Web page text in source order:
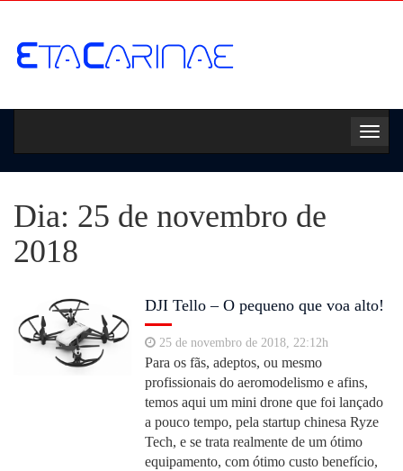
Dia: 25 de novembro de
2018
DJI Tello – O pequeno que voa alto!
25 de novembro de 2018, 22:12h
Para os fãs, adeptos, ou mesmo
profissionais do aeromodelismo e afins,
temos aqui um mini drone que foi lançado
a pouco tempo, pela startup chinesa Ryze
Tech, e se trata realmente de um ótimo
equipamento, com ótimo custo benefício,